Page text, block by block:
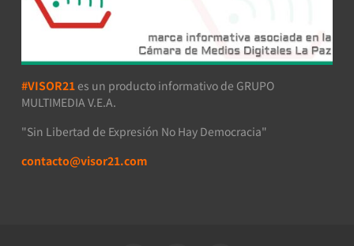
#VISOR21 es un producto informativo de GRUPO
MULTIMEDIA V.E.A.
"Sin Libertad de Expresión No Hay Democracia"
contacto@visor21.com